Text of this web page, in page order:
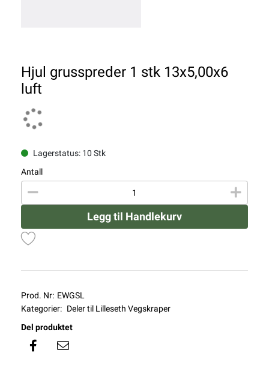
Hjul grusspreder 1 stk 13x5,00x6
luft
Lagerstatus: 10 Stk
Antall
Legg til Handlekurv
Prod. Nr: EWGSL
Kategorier: Deler til Lilleseth Vegskraper
Del produktet